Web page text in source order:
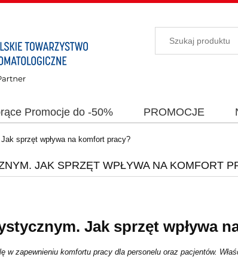
Promocje do -50% PROMOCJE
sprzęt wpływa na komfort pracy?
JAK SPRZĘT WPŁYWA NA KOMFORT
Jak sprzęt wpływa
zapewnieniu komfortu pracy dla personelu oraz pacjentów.